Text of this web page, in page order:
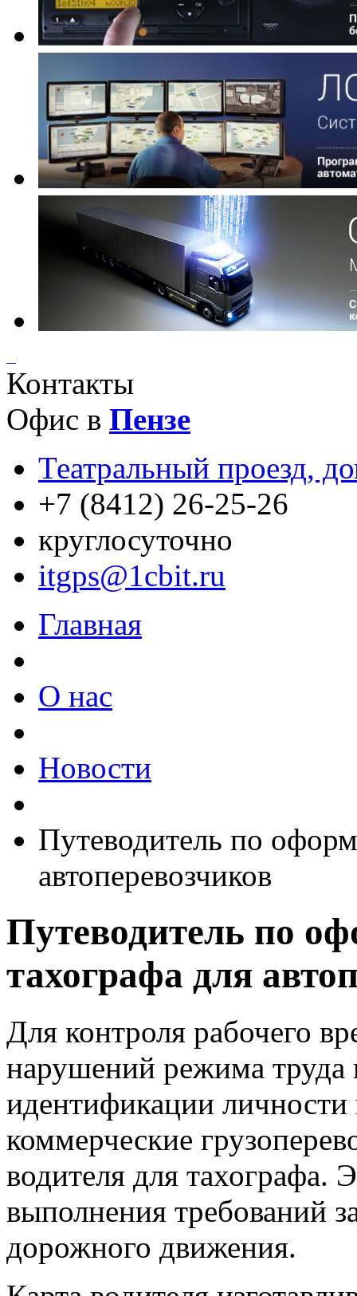
Контакты
Офис в Пензе
Театральный проезд,
+7 (8412) 26-25-26
круглосуточно
itgps@1cbit.ru
Главная
О нас
Новости
Путеводитель по
автоперевозчиков
Путеводитель по
тахографа для
Для контроля рабочего
нарушений режима труда
идентификации
коммерческие
водителя для тахографа.
выполнения требований
дорожного движения.